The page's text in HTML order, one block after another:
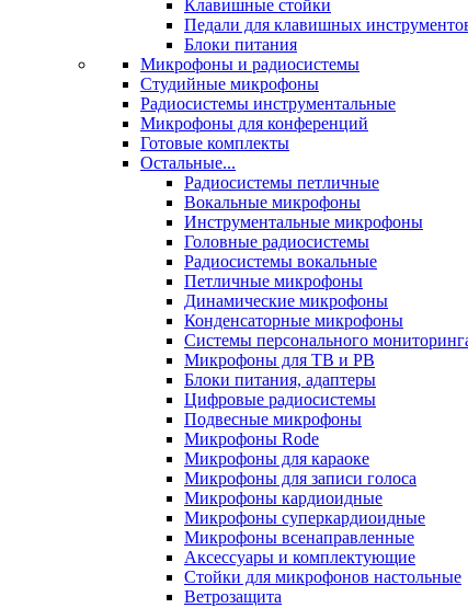
Клавишные стойки
Педали для клавишных
Блоки питания
Микрофоны и радиосистемы
Студийные микрофоны
Радиосистемы инструментальные
Микрофоны для конференций
Готовые комплекты
Остальные...
Радиосистемы петличные
Вокальные микрофоны
Инструментальные микрофоны
Головные радиосистемы
Радиосистемы вокальные
Петличные микрофоны
Динамические микрофоны
Конденсаторные микрофоны
Системы персонального
Микрофоны для ТВ и РВ
Блоки питания, адаптеры
Цифровые радиосистемы
Подвесные микрофоны
Микрофоны Rode
Микрофоны для караоке
Микрофоны для записи голоса
Микрофоны кардиоидные
Микрофоны суперкардиоидные
Микрофоны всенаправленные
Аксессуары и комплектующие
Стойки для микрофонов настольные
Ветрозащита